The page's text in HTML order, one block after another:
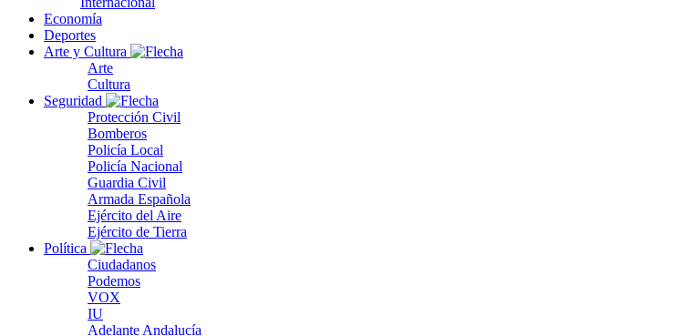
Economía
Deportes
Arte y Cultura
Arte
Cultura
Seguridad
Protección Civil
Bomberos
Policía Local
Policía Nacional
Guardia Civil
Armada Española
Ejército del Aire
Ejército de Tierra
Política
Ciudadanos
Podemos
VOX
IU
Adelante Andalucía